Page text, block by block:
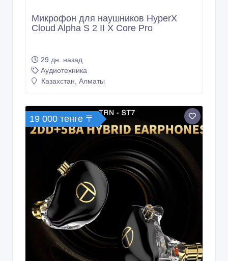
Микрофон для наушников HyperX
Cloud Alpha S 2 II X Core Pro
29 дн. назад
Аудиотехника
Казахстан, Алматы
19 000 тенге 〒